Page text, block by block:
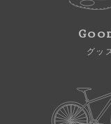
グッ